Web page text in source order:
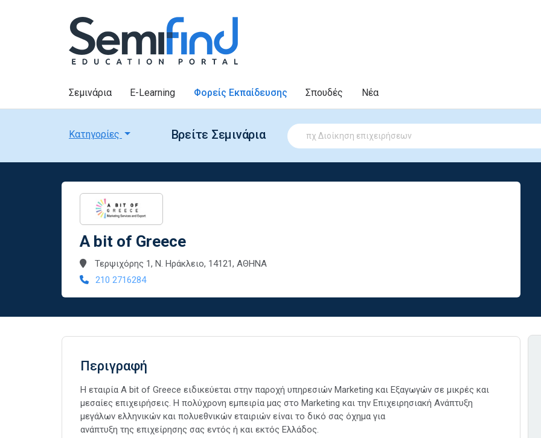
Σεμινάρια E-Learning Φορείς Εκπαίδευσης Σπουδές Νέα
Κατηγορίες Βρείτε Σεμινάρια
A bit of Greece
Τερψιχόρης 1, Ν. Ηράκλειο, 14121, ΑΘΗΝΑ
210 2716284
Περιγραφή
Η εταιρία A bit of Greece ειδικεύεται στην παροχή υπηρεσιών Marketing και Εξαγωγών σε μικρές και
μεσαίες επιχειρήσεις. H πολύχρονη εμπειρία μας στο Marketing και την Επιχειρησιακή Ανάπτυξη
μεγάλων ελληνικών και πολυεθνικών εταιριών είναι το δικό σας όχημα για
ανάπτυξη της επιχείρησης σας εντός ή και εκτός Ελλάδος.